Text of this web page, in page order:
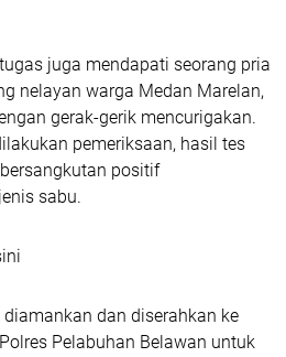
juga mendapati seorang pria
nelayan warga Medan Marelan,
gerak-gerik mencurigakan.
pemeriksaan, hasil tes
positif
sabu.
dan diserahkan ke
Pelabuhan Belawan untuk